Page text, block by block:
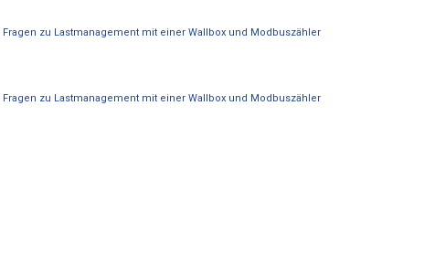
Fragen zu Lastmanagement mit einer Wallbox und Modbuszähler
Fragen zu Lastmanagement mit einer Wallbox und Modbuszähler